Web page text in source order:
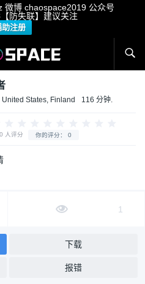
微博 chaospace2019 公众号
防失联】建议关注
助注册
United States, Finland 116 分钟.
1
下载
报错